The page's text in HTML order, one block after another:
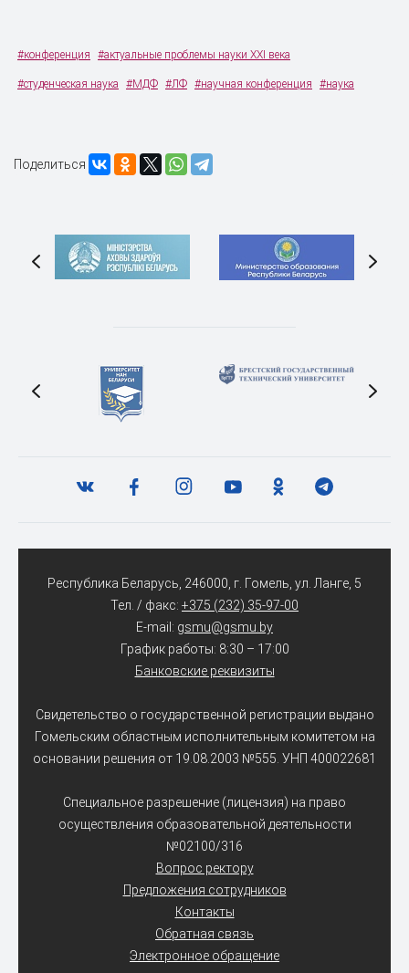
#конференция #актуальные проблемы науки XXI века
#студенческая наука #МДФ #ЛФ #научная конференция #наука
Поделиться
Республика Беларусь, 246000, г. Гомель, ул. Ланге, 5
Тел. / факс: +375 (232) 35-97-00
E-mail: gsmu@gsmu.by
График работы: 8:30 – 17:00
Банковские реквизиты
Свидетельство о государственной регистрации выдано
Гомельским областным исполнительным комитетом на
основании решения от 19.08.2003 №555. УНП 400022681
Специальное разрешение (лицензия) на право
осуществления образовательной деятельности
№02100/316
Вопрос ректору
Предложения сотрудников
Контакты
Обратная связь
Электронное обращение